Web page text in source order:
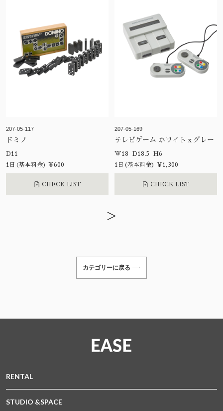
207-05-117
ドミノ
D11
1日(基本料金) ¥600
CHECK LIST
207-05-169
テレビゲーム ホワイトｘグレー
W18 D18.5 H6
1日(基本料金) ¥1,300
CHECK LIST
>
カテゴリーに戻る
RENTAL
STUDIO &SPACE